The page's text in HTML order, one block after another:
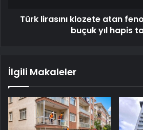
Türk lirasını klozete atan
buçuk yıl hapis
İlgili Makaleler